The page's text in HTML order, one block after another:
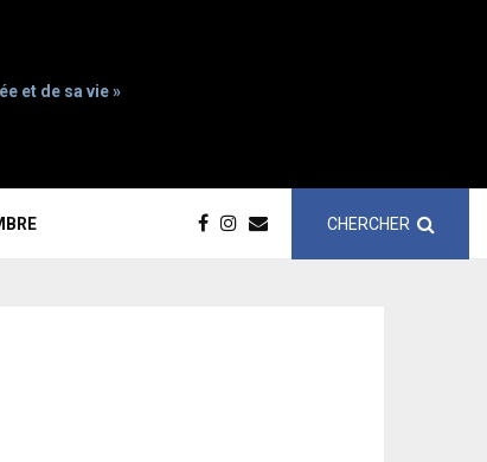
et de sa vie »
CHERCHER